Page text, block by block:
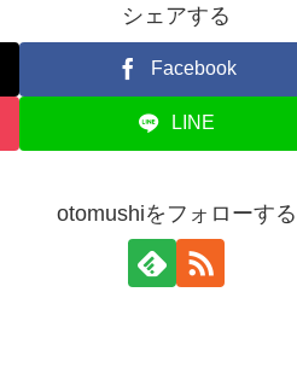
シェアする
Facebook
LINE
otomushiをフォローする